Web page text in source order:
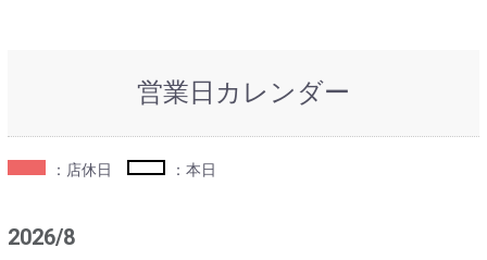
営業日カレンダー
：店休日 ：本日
2026/8